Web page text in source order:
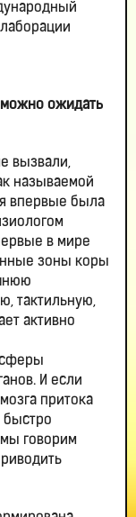
можно ожидать
вызвали,
называемой
впервые была
в мире
зоны коры
тактильную,
активно
сферы
И если
притока
быстро
говорим